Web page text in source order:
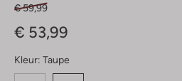
€ 59,99
€ 53,99
Kleur: Taupe